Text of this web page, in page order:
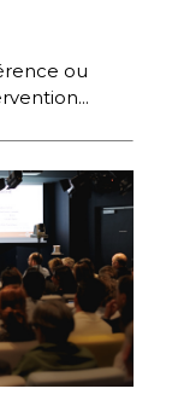
ou